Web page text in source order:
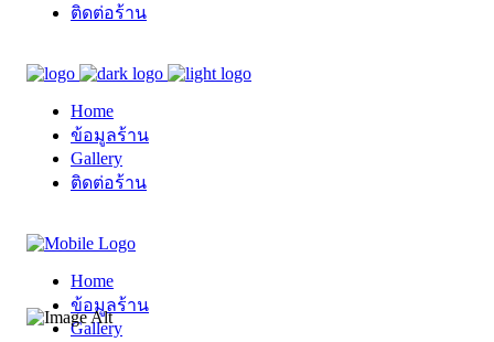
ติดต่อร้าน
Home
ข้อมูลร้าน
Gallery
ติดต่อร้าน
Home
ข้อมูลร้าน
Gallery